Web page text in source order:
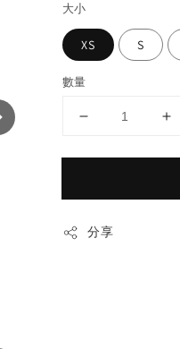
大小
XS S
數量
分享